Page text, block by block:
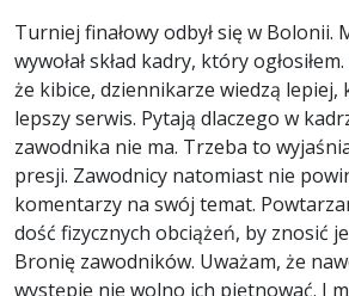
Turniej finałowy odbył się w Bolonii.
wywołał skład kadry, który
że kibice, dziennikarze wiedzą lepiej,
lepszy serwis. Pytają dlaczego w
zawodnika nie ma. Trzeba to
presji. Zawodnicy natomiast nie
komentarzy na swój temat.
dość fizycznych obciążeń, by znosić
Bronię zawodników. Uważam, że
występie nie wolno ich piętnować. I